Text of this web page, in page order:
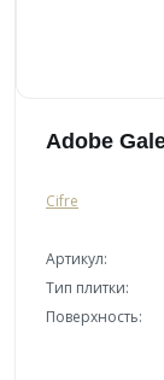
Adobe
Cifre
Артикул:
Тип плитки:
Поверхность: